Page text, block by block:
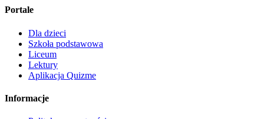
Portale
Dla dzieci
Szkoła podstawowa
Liceum
Lektury
Aplikacja Quizme
Informacje